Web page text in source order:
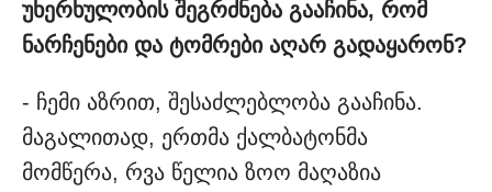
უხერხულობის შეგრძნება გააჩინა, რომ
ნარჩენები და ტომრები აღარ გადაყარონ?
- ჩემი აზრით, შესაძლებლობა გააჩინა.
მაგალითად, ერთმა ქალბატონმა
მომწერა, რვა წელია ზოო მაღაზია